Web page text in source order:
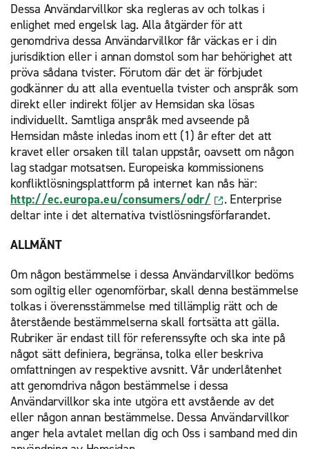
Dessa Användarvillkor ska regleras av och tolkas i
enlighet med engelsk lag. Alla åtgärder för att
genomdriva dessa Användarvillkor får väckas er i din
jurisdiktion eller i annan domstol som har behörighet att
pröva sådana tvister. Förutom där det är förbjudet
godkänner du att alla eventuella tvister och anspråk som
direkt eller indirekt följer av Hemsidan ska lösas
individuellt. Samtliga anspråk med avseende på
Hemsidan måste inledas inom ett (1) år efter det att
kravet eller orsaken till talan uppstår, oavsett om någon
lag stadgar motsatsen. Europeiska kommissionens
konfliktlösningsplattform på internet kan nås här:
http://ec.europa.eu/consumers/odr/
. Enterprise
deltar inte i det alternativa tvistlösningsförfarandet.
ALLMÄNT
Om någon bestämmelse i dessa Användarvillkor bedöms
som ogiltig eller ogenomförbar, skall denna bestämmelse
tolkas i överensstämmelse med tillämplig rätt och de
återstående bestämmelserna skall fortsätta att gälla.
Rubriker är endast till för referenssyfte och ska inte på
något sätt definiera, begränsa, tolka eller beskriva
omfattningen av respektive avsnitt. Vår underlåtenhet
att genomdriva någon bestämmelse i dessa
Användarvillkor ska inte utgöra ett avstående av det
eller någon annan bestämmelse. Dessa Användarvillkor
anger hela avtalet mellan dig och Oss i samband med din